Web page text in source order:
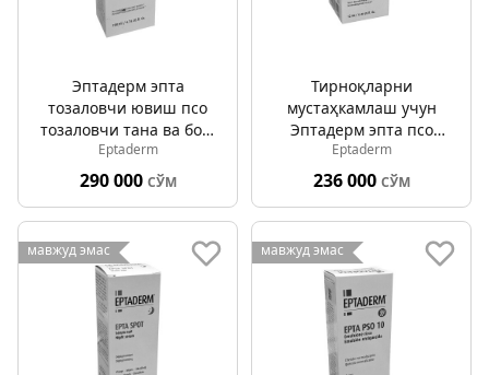
Эптадерм эпта
тозаловчи ювиш псо
тозаловчи тана ва бош
териси 200мл
Eptaderm
290 000 СЎМ
Тирноқларни
мустаҳкамлаш учун
Эптадерм эпта псо
тирноқлари 12мл
Eptaderm
236 000 СЎМ
мавжуд эмас мавжуд эмас